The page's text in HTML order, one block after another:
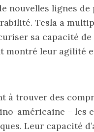
nouvelles lignes
Tesla a
sa capacité
montré leur agilité
à trouver des
américaine – les
Leur capacité